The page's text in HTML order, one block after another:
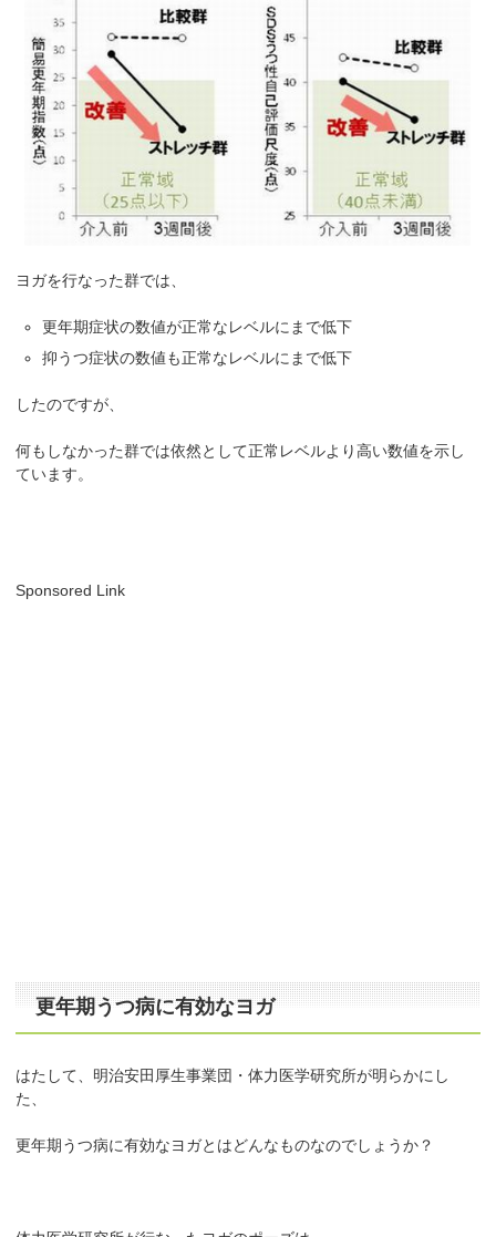
ヨガを行なった群では、
更年期症状の数値が正常なレベルにまで低下
抑うつ症状の数値も正常なレベルにまで低下
したのですが、
何もしなかった群では依然として正常レベルより高い数値を示し
ています。
Sponsored Link
更年期うつ病に有効なヨガ
はたして、明治安田厚生事業団・体力医学研究所が明らかにし
た、
更年期うつ病に有効なヨガとはどんなものなのでしょうか？